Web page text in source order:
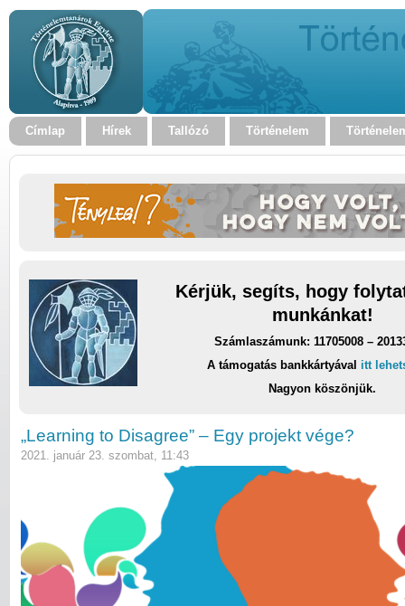
Címlap Hírek Tallózó Történelem
Kérjük, segíts, hogy
munkánkat!
Számlaszámunk: 11705008 –
A támogatás bankkártyával itt
Nagyon köszönjük.
„Learning to Disagree” – Egy projekt vége?
2021. január 23. szombat, 11:43